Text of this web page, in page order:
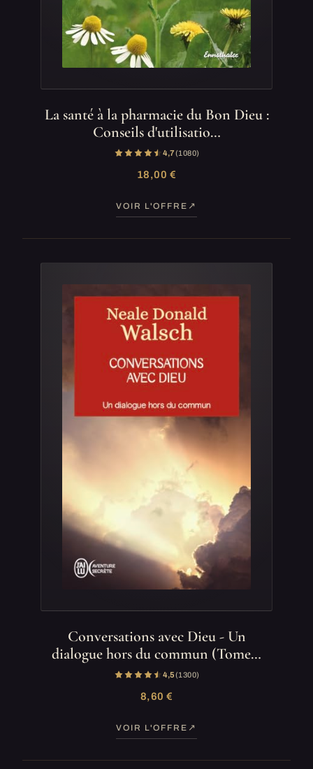
La santé à la pharmacie du Bon Dieu :
Conseils d'utilisatio…
4,7(1 080)
18,00 €
VOIR L'OFFRE
Conversations avec Dieu - Un
dialogue hors du commun (Tome…
4,5(1 300)
8,60 €
VOIR L'OFFRE